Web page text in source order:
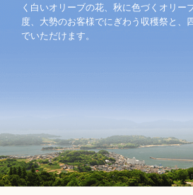
く白いオリーブの花、秋に色づくオリー
度、大勢のお客様でにぎわう収穫祭と、
でいただけます。